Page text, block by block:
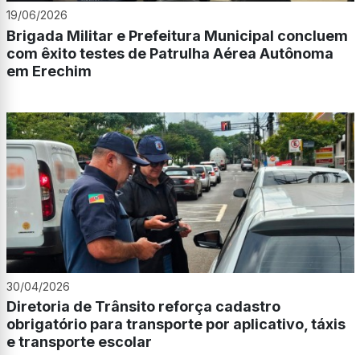
19/06/2026
Brigada Militar e Prefeitura Municipal concluem
com êxito testes de Patrulha Aérea Autônoma
em Erechim
30/04/2026
Diretoria de Trânsito reforça cadastro
obrigatório para transporte por aplicativo, táxis
e transporte escolar